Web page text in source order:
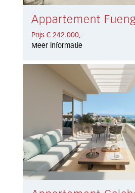
Prijs € 242.000,-
Meer informatie